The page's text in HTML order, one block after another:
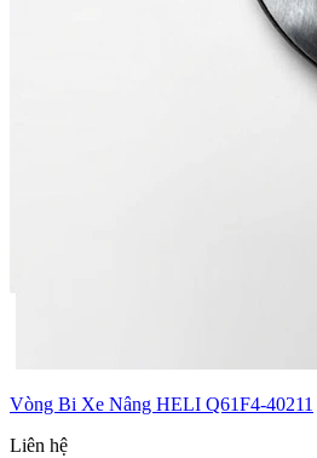
Vòng Bi Xe Nâng HELI Q61F4-40211
Liên hệ